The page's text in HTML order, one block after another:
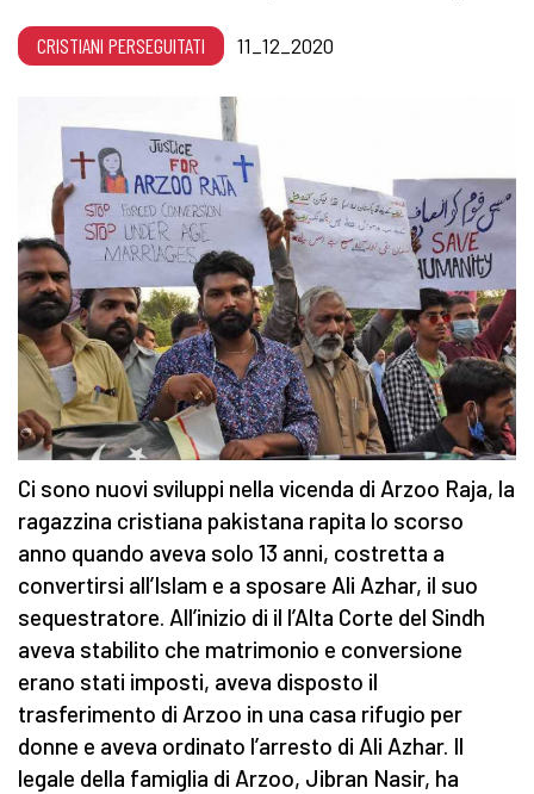
CRISTIANI PERSEGUITATI 11_12_2020
Ci sono nuovi sviluppi nella vicenda di Arzoo Raja, la
ragazzina cristiana pakistana rapita lo scorso
anno quando aveva solo 13 anni, costretta a
convertirsi all’Islam e a sposare Ali Azhar, il suo
sequestratore. All’inizio di il l’Alta Corte del Sindh
aveva stabilito che matrimonio e conversione
erano stati imposti, aveva disposto il
trasferimento di Arzoo in una casa rifugio per
donne e aveva ordinato l’arresto di Ali Azhar. Il
legale della famiglia di Arzoo, Jibran Nasir, ha